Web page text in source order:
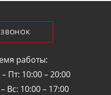
ЗВОНОК
работы:
Пт: 10:00 – 20:00
Вс: 10:00 – 17:00